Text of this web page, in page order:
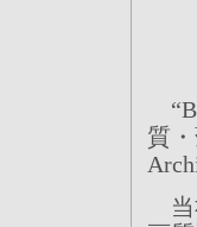
質
当